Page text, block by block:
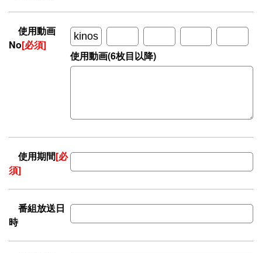
使用動画
No[必須]
使用動画(6枚目以降)
使用期間[必
須]
番組放送日
時